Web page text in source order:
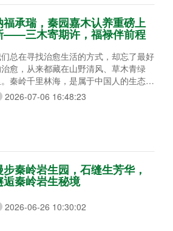
接挥杆将球打入湖面，视野绝佳。
福承瑞，秦园嘉木认养重磅上
——三木寄期许，福禄伴前程
总在寻找治愈生活的方式，却忘了最好
愈，从来都藏在山野清风、草木青绿
秦岭千里林海，是属于中国人的生态秘
春有繁花漫山，夏有浓荫蔽日，秋有层
尽染，冬有静雪栖枝。这片生生不息的绿
年年，它替你扎根山林，迎风生长、四
次新增认养，我们精选了三种
截然
2026-07-06 16:48:23
步秦岭岩生园，石缝生芳华，
逅秦岭岩生秘境
2026-06-26 10:30:02